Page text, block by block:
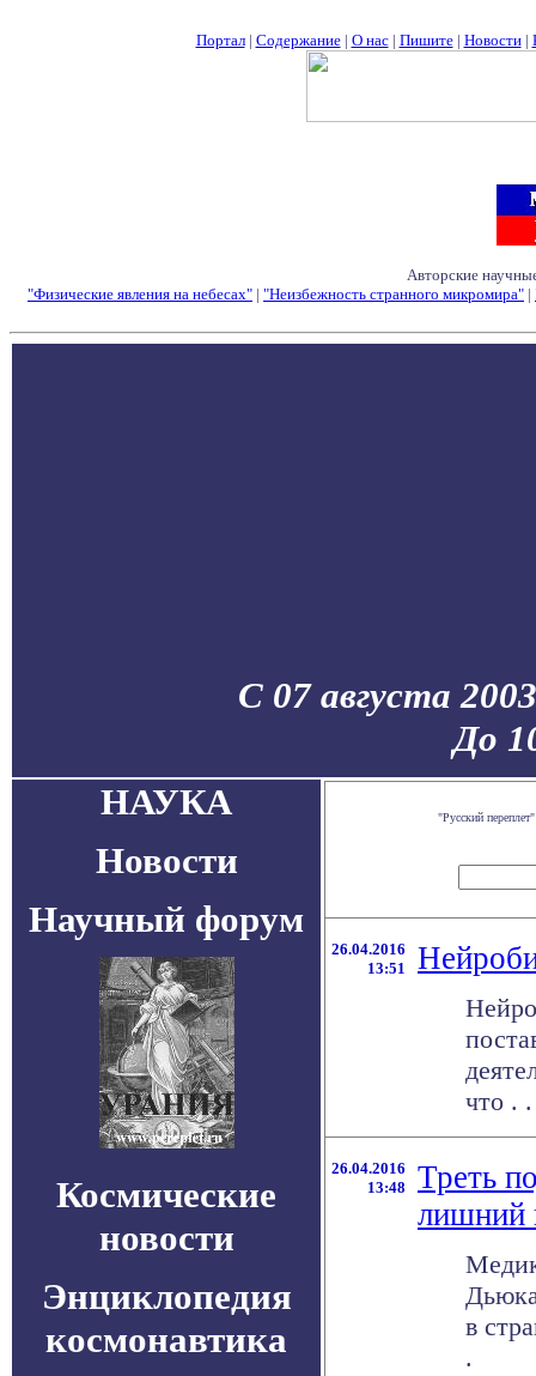
Портал| Содержание| О нас| Пишите| Новости|
Авторские
"Физические явления на небесах" | "Неизбежность странного микромира" |
С 07 августа
До
НАУКА
Новости
Научный форум
Космические
новости
Энциклопедия
космонавтика
"Русский
26.04.2016
13:51
что .
26.04.2016
13:48
Треть
лишний
в
.